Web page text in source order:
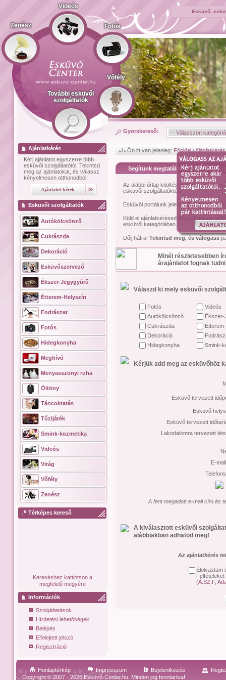
Esküvő,
Zenész
Videós
Fotós
Vőfély
További esküvői
szolgáltatók
Ajánlatkérés
Kérj ajánlatot egyszerre több
esküvői szolgáltatótól. Tekintsd
meg az ajánlatokat, és válassz
kényelmesen otthonodból!
Esküvői szolgáltatók
Autókölcsönző
Cukrászda
Dekoráció
Esküvőszervező
Ékszer-Jegygyűrű
Étterem-Helyszín
Fodrászat
Fotós
Hidegkonyha
Meghívó
Menyasszonyi ruha
Öltöny
Táncoktatás
Tűzijáték
Smink-kozmetika
Videós
Virág
Vőfély
Zenész
Térképes kereső
Kereséshez kattintson a
megfelelő megyére
Információk
Szolgáltatások
Hírdetési lehetőségek
Belépés
Elfelejtett jelszó
Regisztráció
Gyorskereső:
Ön itt van jelenleg: Főoldal/Ajánlatkérés
Segítünk megtalálni az esküvői
Az alábbi űrlap kitöltésével kérhetsz
esküvői szolgáltatóktól.
Esküvői portálunk jelenleg 1474esküvői
Küld el ajánlatkérésed
esküvői kategóriában.
Dőlj hátra! Tekintsd meg, és válogass
Minél részletesebben
árajánlatot fognak
Válaszd ki mely esküvői
Fotós
Videós
Autókölcsönző
Ékszer-
Cukrászda
Dekoráció
Hidegkonyha
Smink-
Kérjük add meg az esküvőhöz
Esküvő tervezett
Esküvő
Esküvő tervezett
Lakodalomra tervezett
E-
A fent megadott e-mail cím és
A kiválasztott esküvői
alábbiakban adhatod meg!
Az ajánlatkérés
Elolvastam
(Á.SZ.F,
Honlaptérkép Impresszum Bejelentkezés
Copyright © 2007 - 2026 Esküvő-Center.hu. Minden jog fenntartva!